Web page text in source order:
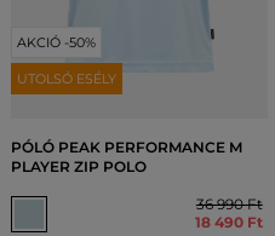
AKCIÓ -50%
UTOLSÓ ESÉLY
PÓLÓ PEAK PERFORMANCE M
PLAYER ZIP POLO
36 990 Ft
18 490 Ft